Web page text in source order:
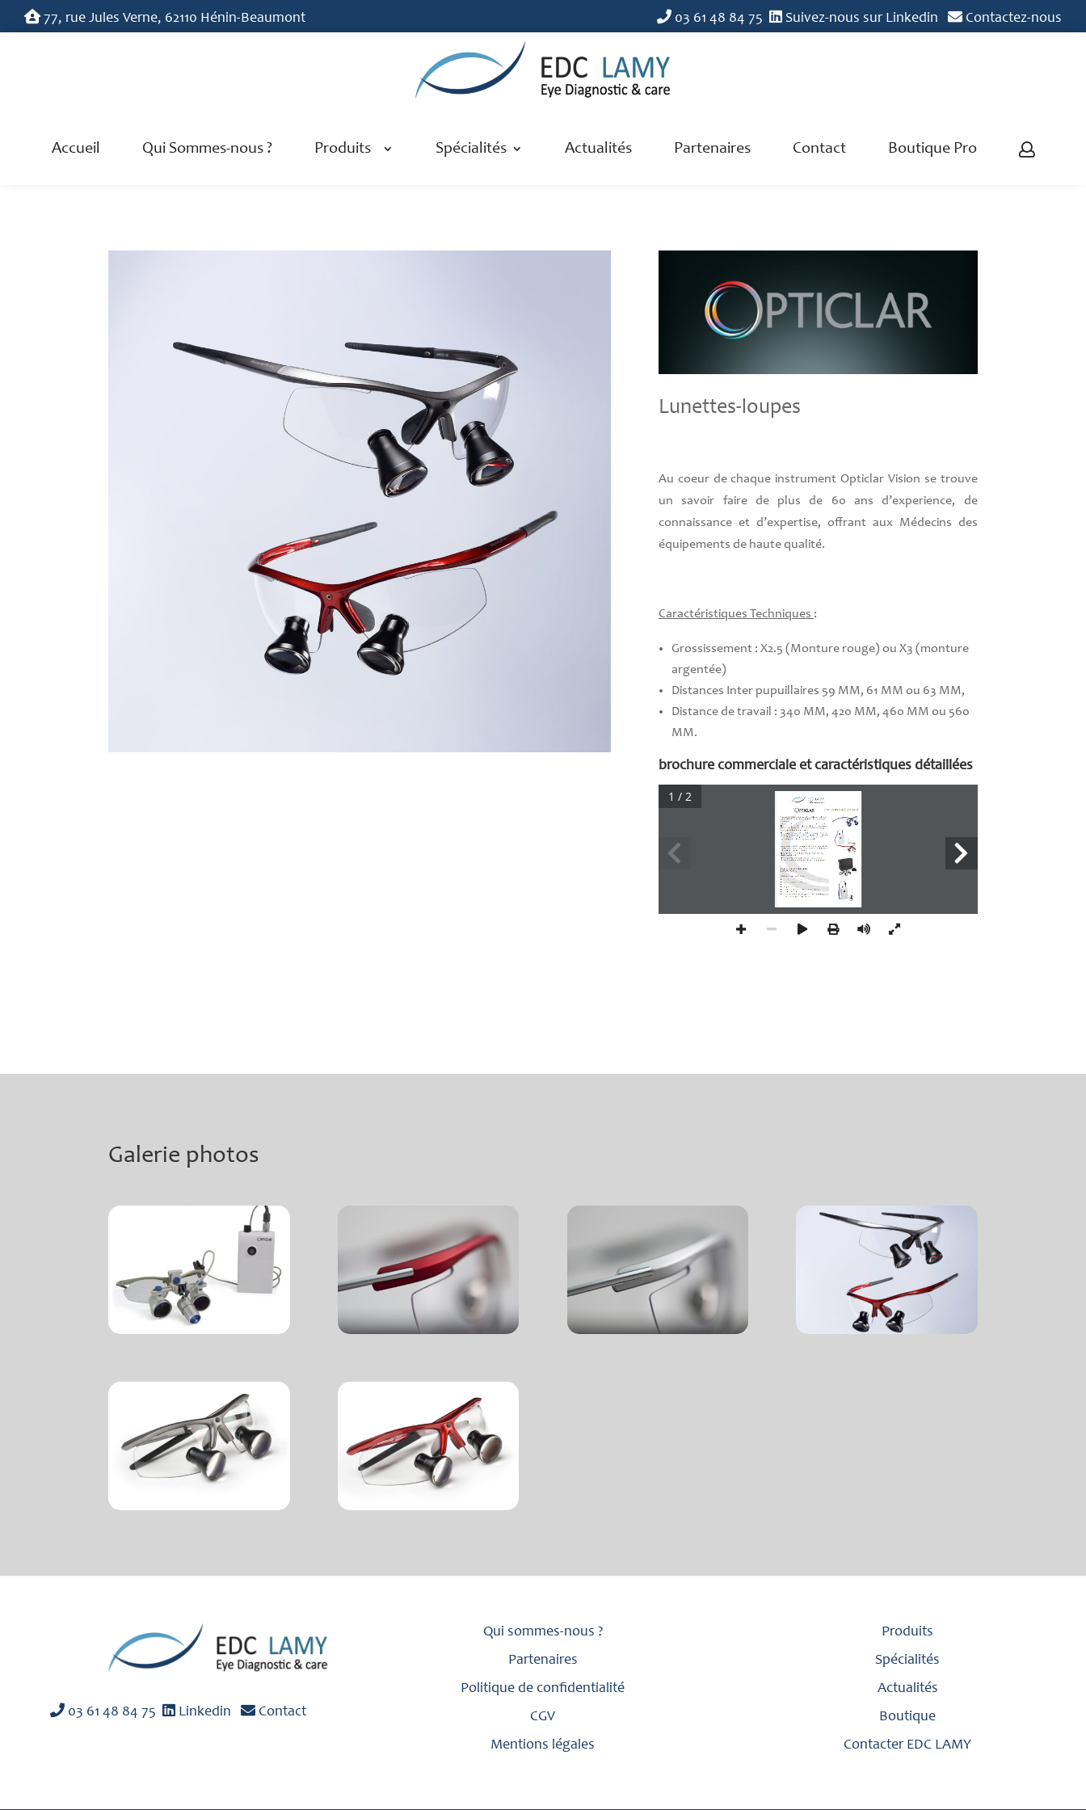
77, rue Jules Verne, 62110 Hénin-Beaumont 03 61 48 84 75 Suivez-nous sur Linkedin Contactez-nous
Accueil Qui Sommes-nous ? Produits Spécialités Actualités Partenaires Contact Boutique Pro
Lunettes-loupes
Au coeur de chaque instrument Opticlar Vision se trouve
un savoir faire de plus de 60 ans d’experience, de
connaissance et d’expertise, offrant aux Médecins des
équipements de haute qualité.
Caractéristiques Techniques :
Grossissement : X2.5 (Monture rouge) ou X3 (monture
argentée)
Distances Inter pupuillaires 59 MM, 61 MM ou 63 MM,
Distance de travail : 340 MM, 420 MM, 460 MM ou 560
MM.
brochure commerciale et caractéristiques détaillées
1 / 2
Galerie photos
03 61 48 84 75 Linkedin Contact
Qui sommes-nous ?
Partenaires
Politique de confidentialité
CGV
Mentions légales
Produits
Spécialités
Actualités
Boutique
Contacter EDC LAMY